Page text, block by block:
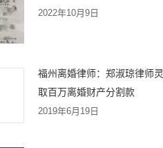
2022年10月9日
福州离婚律师：郑淑琼律师
取百万离婚财产分割款
2019年6月19日